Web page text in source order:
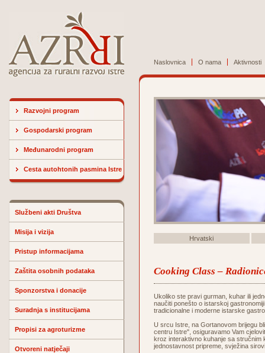
Naslovnica O nama Aktivnosti
Razvojni program
Gospodarski program
Međunarodni program
Cesta autohtonih pasmina Istre
Službeni akti Društva
Misija i vizija
Pristup informacijama
Zaštita osobnih podataka
Sponzorstva i donacije
Suradnja s institucijama
Propisi za agroturizme
Otvoreni natječaji
Hrvatski
Cooking Class –
Ukoliko ste pravi gurman, kuhar ili
naučiti ponešto o istarskoj
tradicionalne i moderne istarske
U srcu Istre, na Gortanovom brijegu
centru Istre", osiguravamo Vam
kroz interaktivno kuhanje sa stručnim
jednostavnost pripreme, svježina